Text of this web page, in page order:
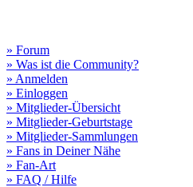
» Forum
» Was ist die Community?
» Anmelden
» Einloggen
» Mitglieder-Übersicht
» Mitglieder-Geburtstage
» Mitglieder-Sammlungen
» Fans in Deiner Nähe
» Fan-Art
» FAQ / Hilfe